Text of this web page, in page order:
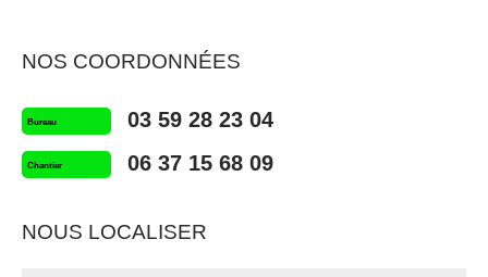
NOS COORDONNÉES
Bureau 03 59 28 23 04
Chantier 06 37 15 68 09
NOUS LOCALISER